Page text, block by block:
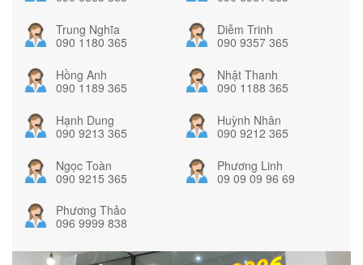
Trung Nghĩa
090 1180 365
Diễm Trinh
090 9357 365
Hồng Anh
090 1189 365
Nhật Thanh
090 1188 365
Hạnh Dung
090 9213 365
Huỳnh Nhân
090 9212 365
Ngọc Toàn
090 9215 365
Phương Linh
09 09 09 96 69
Phương Thảo
096 9999 838